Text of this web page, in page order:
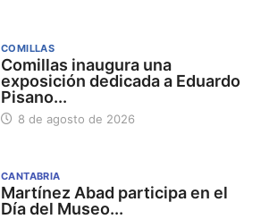
COMILLAS
Comillas inaugura una
exposición dedicada a Eduardo
Pisano...
8 de agosto de 2026
CANTABRIA
Martínez Abad participa en el
Día del Museo...